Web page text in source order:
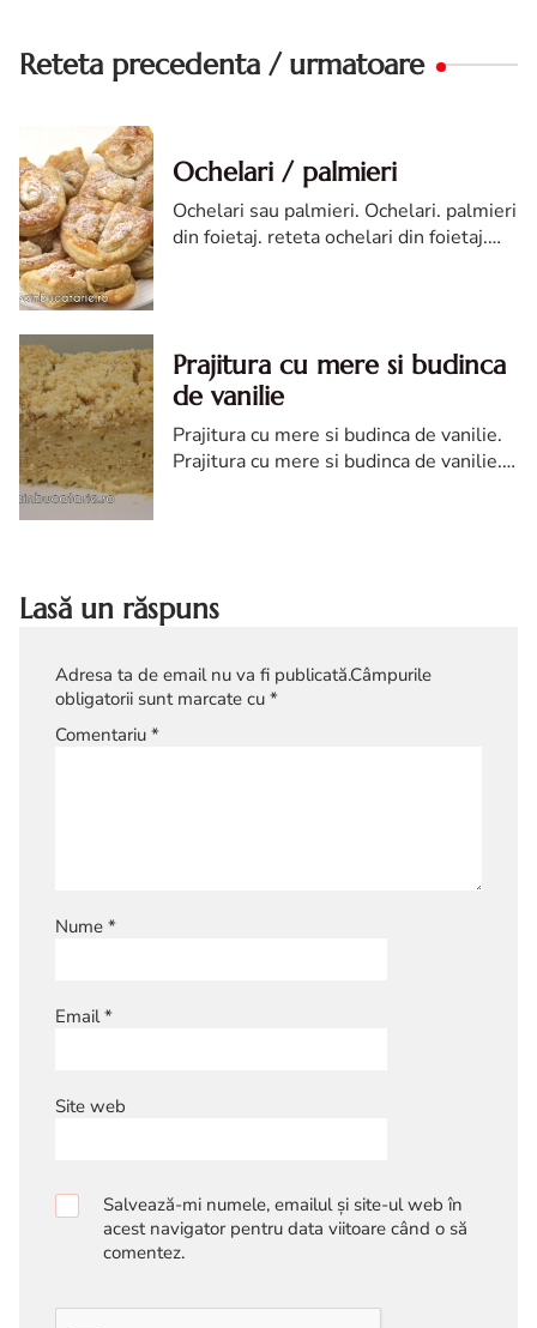
Reteta precedenta / urmatoare
Ochelari / palmieri
Ochelari sau palmieri. Ochelari. palmieri
din foietaj. reteta ochelari din foietaj.
Prajitura cu mere si budinca
de vanilie
Prajitura cu mere si budinca de vanilie.
Prajitura cu mere si budinca de vanilie.
Lasă un răspuns
Adresa ta de email nu va fi publicată.Câmpurile
obligatorii sunt marcate cu *
Comentariu *
Nume *
Email*
Site web
Salvează-mi numele, emailul și site-ul web în
acest navigator pentru data viitoare când o să
comentez.